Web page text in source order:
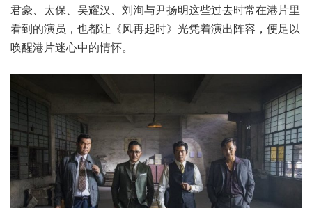
君豪、太保、吴耀汉、刘洵与尹扬明这些过去时常在港片里
看到的演员，也都让《风再起时》光凭着演出阵容，便足以
唤醒港片迷心中的情怀。